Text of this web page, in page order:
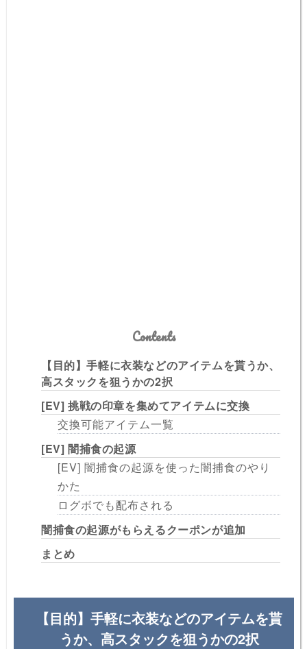
Contents
【目的】手軽に衣装などのアイテムを貰うか、
高スタックを狙うかの2択
[EV] 挑戦の印章を集めてアイテムに交換
交換可能アイテム一覧
[EV] 闇捕食の起源
[EV] 闇捕食の起源を使った闇捕食のやり
かた
ログボでも配布される
闇捕食の起源がもらえるクーポンが追加
まとめ
【目的】手軽に衣装などのアイテムを貰
うか、高スタックを狙うかの2択